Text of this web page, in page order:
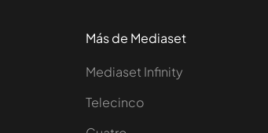
Más de Mediaset
Mediaset Infinity
Telecinco